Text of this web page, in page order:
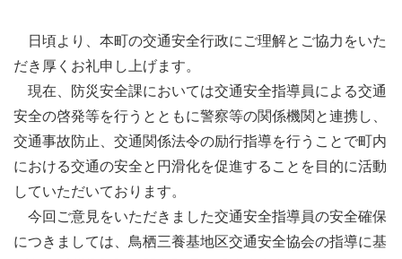
日頃より、本町の交通安全行政にご理解とご協力をいた
だき厚くお礼申し上げます。
現在、防災安全課においては交通安全指導員による交通
安全の啓発等を行うとともに警察等の関係機関と連携し、
交通事故防止、交通関係法令の励行指導を行うことで町内
における交通の安全と円滑化を促進することを目的に活動
していただいております。
今回ご意見をいただきました交通安全指導員の安全確保
につきましては、鳥栖三養基地区交通安全協会の指導に基